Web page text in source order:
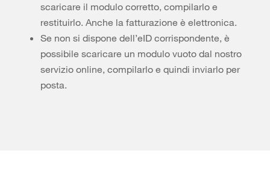
scaricare il modulo corretto, compilarlo e
restituirlo. Anche la fatturazione è elettronica.
Se non si dispone dell’eID corrispondente, è
possibile scaricare un modulo vuoto dal nostro
servizio online, compilarlo e quindi inviarlo per
posta.